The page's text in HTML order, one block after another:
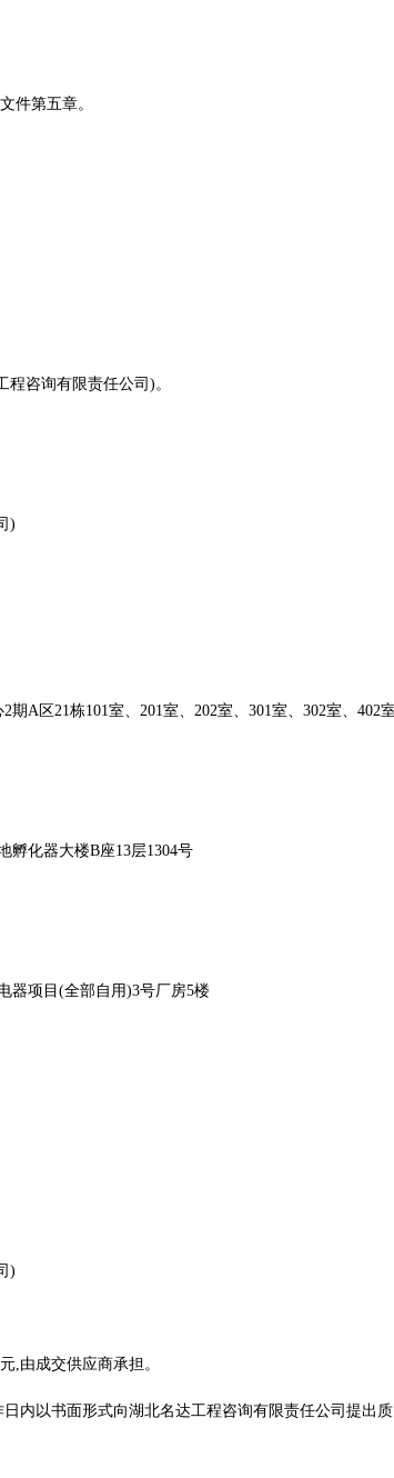
件第五章。
咨询有限责任公司)。
)
A区21栋101室、201室、202室、301室、302室、402
孵化器大楼B座13层1304号
器项目(全部自用)3号厂房5楼
)
,由成交供应商承担。
内以书面形式向湖北名达工程咨询有限责任公司提出